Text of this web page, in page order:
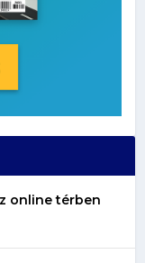
online térben